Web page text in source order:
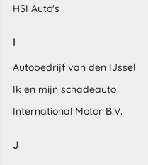
HSI Auto's
I
Autobedrijf van den IJssel
Ik en mijn schadeauto
International Motor B.V.
J